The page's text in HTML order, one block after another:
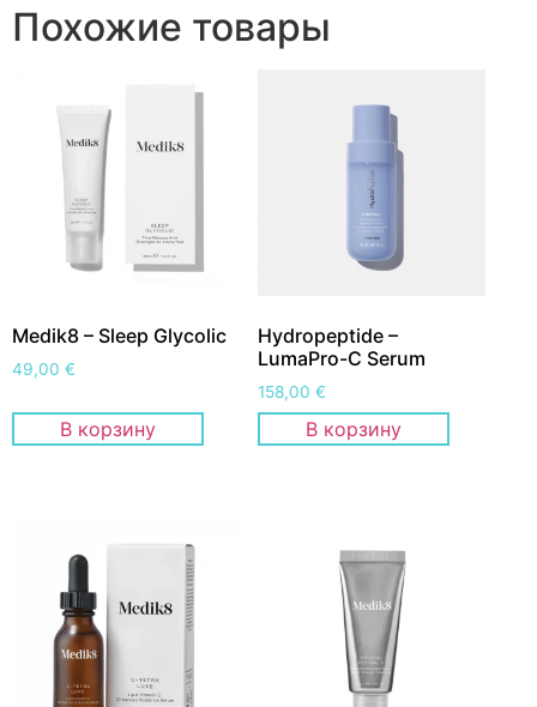
Похожие товары
Medik8 – Sleep Glycolic
49,00 €
В корзину
Hydropeptide –
LumaPro-C Serum
158,00€
В корзину